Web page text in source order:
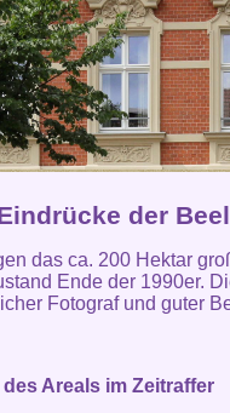
der
das ca. 200 Hektar
Ende der 1990er.
Fotograf und guter
Areals im Zeitraffer